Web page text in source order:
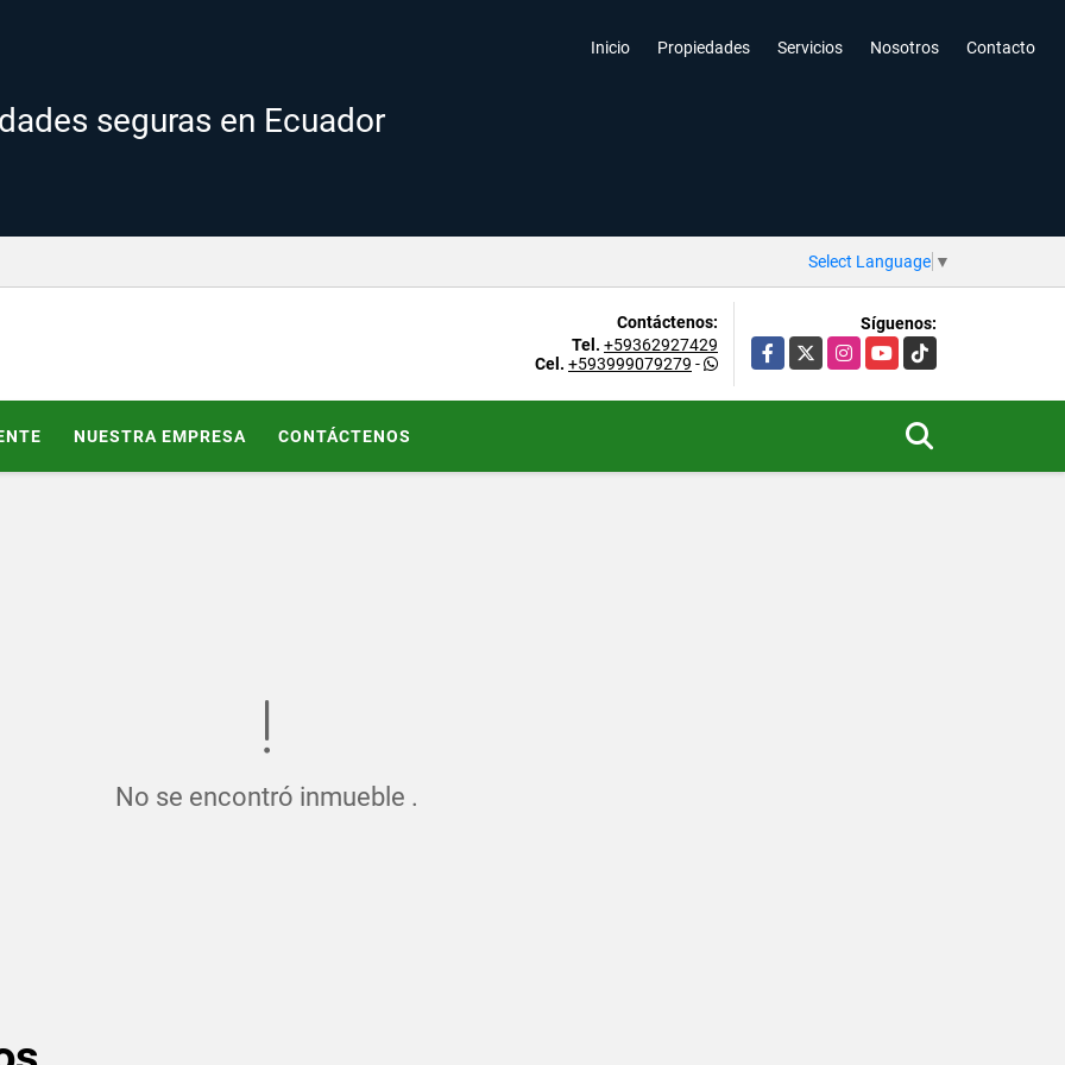
Inicio Propiedades Servicios Nosotros Contacto
seguras en Ecuador
Select Language ▼
Contáctenos:
Tel. +59362927429
Cel. +593999079279 -
Síguenos:
Facebook
X InstagramYouTubeTikTok
NUESTRA EMPRESA CONTÁCTENOS
No se encontró inmueble .